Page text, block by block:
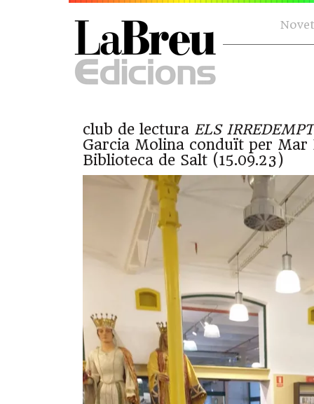
club de lectura ELS
Garcia Molina conduït per Mar
Biblioteca de Salt (15.09.23)